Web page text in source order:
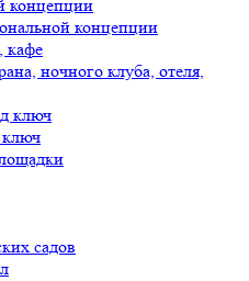
концепции
концепции
кафе
ночного клуба, отеля,
ключ
ключ
садов